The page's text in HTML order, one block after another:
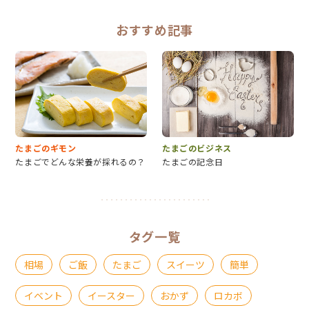
おすすめ記事
たまごのギモン
たまごでどんな栄養が採れるの？
たまごのビジネス
たまごの記念日
タグ一覧
相場 ご飯 たまご スイーツ 簡単
イベント イースター おかず ロカボ